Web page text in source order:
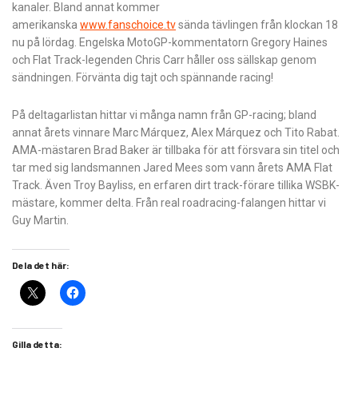
kanaler. Bland annat kommer
amerikanska www.fanschoice.tvsända tävlingen från klockan 18
nu på lördag. Engelska MotoGP-kommentatorn Gregory Haines
och Flat Track-legenden Chris Carr håller oss sällskap genom
sändningen. Förvänta dig tajt och spännande racing!
På deltagarlistan hittar vi många namn från GP-racing; bland
annat årets vinnare Marc Márquez, Alex Márquez och Tito Rabat.
AMA-mästaren Brad Baker är tillbaka för att försvara sin titel och
tar med sig landsmannen Jared Mees som vann årets AMA Flat
Track. Även Troy Bayliss, en erfaren dirt track-förare tillika WSBK-
mästare, kommer delta. Från real roadracing-falangen hittar vi
Guy Martin.
Dela det här:
Gilla detta: